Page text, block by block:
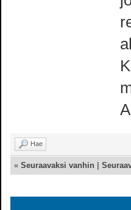
Hae
«Seuraavaksi vanhin |